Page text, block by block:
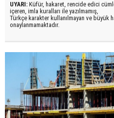
UYARI: Küfür, hakaret, rencide edici
içeren, imla kuralları ile yazılmamış,
Türkçe karakter kullanılmayan ve büyük
onaylanmamaktadır.